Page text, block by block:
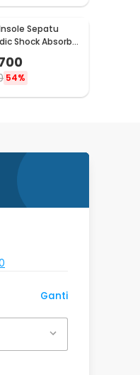
Insole Sepatu
Shock Absorb
54%
Ganti